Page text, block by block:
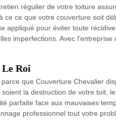
régulier de votre toiture
ce que votre couverture soit
pour éviter toute
imperfections. Avec
Le Roi
que Couverture Chevalier
la destruction de votre toit,
parfaite face aux mauvaises
professionnel tout votre